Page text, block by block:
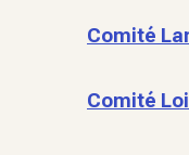
Comité
Comité